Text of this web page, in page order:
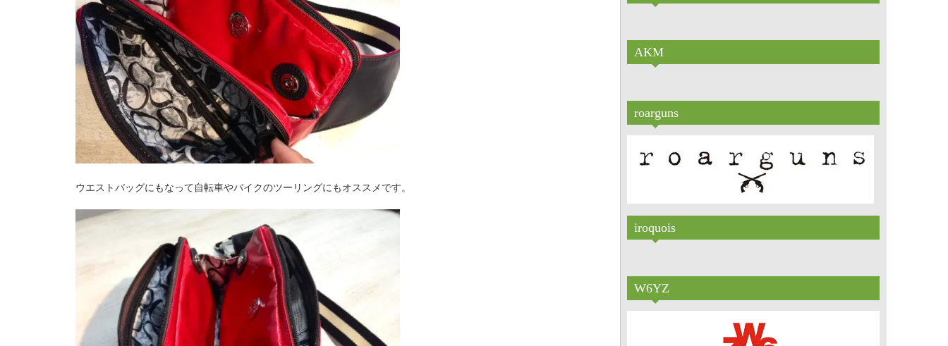
ウエストバッグにもなって自転車やバイクのツーリングにもオススメです。
AKM
roarguns
iroquois
W6YZ